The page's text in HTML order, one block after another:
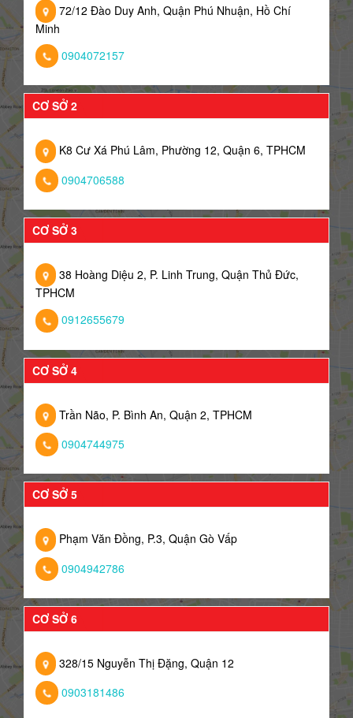
72/12 Đào Duy Anh, Quận Phú Nhuận, Hồ Chí
Minh
0904072157
CƠ SỞ 2
K8 Cư Xá Phú Lâm, Phường 12, Quận 6, TPHCM
0904706588
CƠ SỞ 3
38 Hoàng Diệu 2, P. Linh Trung, Quận Thủ Đức,
TPHCM
0912655679
CƠ SỞ 4
Trần Não, P. Bình An, Quận 2, TPHCM
0904744975
CƠ SỞ 5
Phạm Văn Đồng, P.3, Quận Gò Vấp
0904942786
CƠ SỞ 6
328/15 Nguyễn Thị Đặng, Quận 12
0903181486